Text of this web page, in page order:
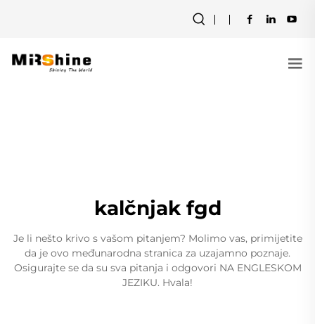
kalčnjak fgd
Je li nešto krivo s vašom pitanjem? Molimo vas, primijetite
da je ovo međunarodna stranica za uzajamno poznaje.
Osigurajte se da su sva pitanja i odgovori NA ENGLESKOM
JEZIKU. Hvala!